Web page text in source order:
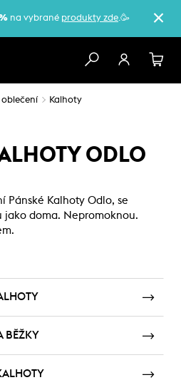
na vybrané produkty zde.🥳
oblečení Kalhoty
ODLO
Pánské Kalhoty Odlo, se
jako doma. Nepromoknou.
BĚŽKY